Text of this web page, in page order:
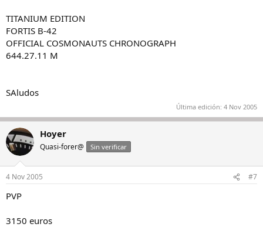
TITANIUM EDITION
FORTIS B-42
OFFICIAL COSMONAUTS CHRONOGRAPH
644.27.11 M
SAludos
Última edición: 4 Nov 2005
Hoyer
Quasi-forer@ Sin verificar
4 Nov 2005 #7
PVP
3150 euros